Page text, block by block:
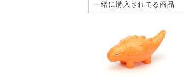
一緒に購入されてる商品